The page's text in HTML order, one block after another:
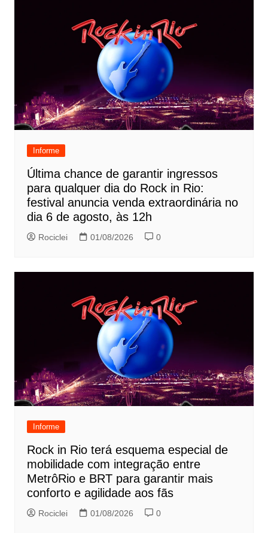
Informe
Última chance de garantir ingressos
para qualquer dia do Rock in Rio:
festival anuncia venda extraordinária no
dia 6 de agosto, às 12h
Rociclei 01/08/2026 0
Informe
Rock in Rio terá esquema especial de
mobilidade com integração entre
MetrôRio e BRT para garantir mais
conforto e agilidade aos fãs
Rociclei 01/08/2026 0